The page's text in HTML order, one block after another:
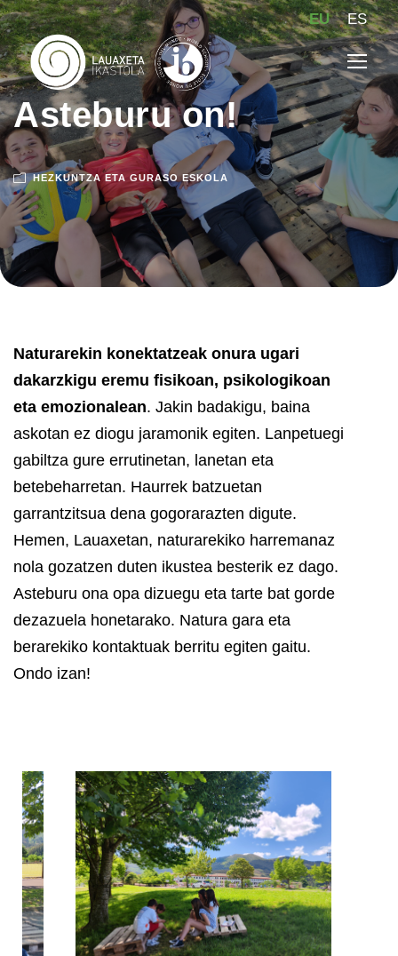
EU ES
Asteburu on!
HEZKUNTZA ETA GURASO ESKOLA
Naturarekin konektatzeak onura ugari
dakarzkigu eremu fisikoan, psikologikoan
eta emozionalean. Jakin badakigu, baina
askotan ez diogu jaramonik egiten. Lanpetuegi
gabiltza gure errutinetan, lanetan eta
betebeharretan. Haurrek batzuetan
garrantzitsua dena gogorarazten digute.
Hemen, Lauaxetan, naturarekiko harremanaz
nola gozatzen duten ikustea besterik ez dago.
Asteburu ona opa dizuegu eta tarte bat gorde
dezazuela honetarako. Natura gara eta
berarekiko kontaktuak berritu egiten gaitu.
Ondo izan!